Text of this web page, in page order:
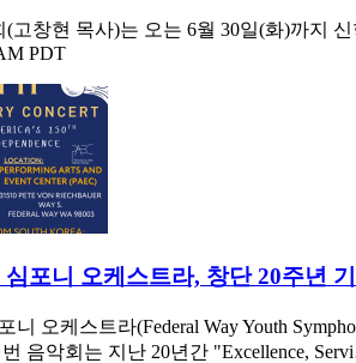
(고창현 목사)는 오는 6월 30일(화)까지
PDT
포니 오케스트라, 창단 20주년
니 오케스트라(Federal Way Youth
음악회는 지난 20년간 "Excellence,